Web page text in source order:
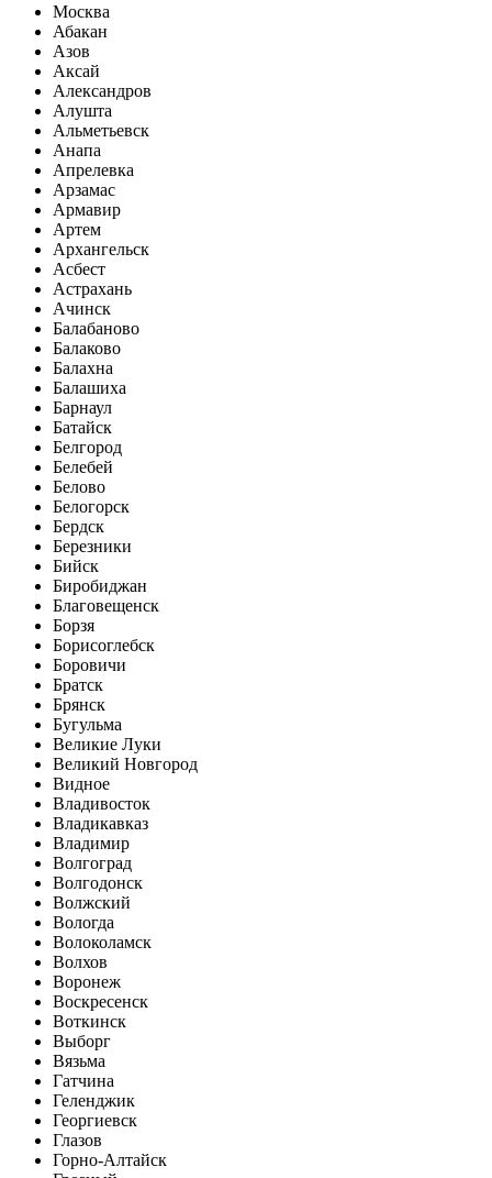
Москва
Абакан
Азов
Аксай
Александров
Алушта
Альметьевск
Анапа
Апрелевка
Арзамас
Армавир
Артем
Архангельск
Асбест
Астрахань
Ачинск
Балабаново
Балаково
Балахна
Балашиха
Барнаул
Батайск
Белгород
Белебей
Белово
Белогорск
Бердск
Березники
Бийск
Биробиджан
Благовещенск
Борзя
Борисоглебск
Боровичи
Братск
Брянск
Бугульма
Великие Луки
Великий Новгород
Видное
Владивосток
Владикавказ
Владимир
Волгоград
Волгодонск
Волжский
Вологда
Волоколамск
Волхов
Воронеж
Воскресенск
Воткинск
Выборг
Вязьма
Гатчина
Геленджик
Георгиевск
Глазов
Горно-Алтайск